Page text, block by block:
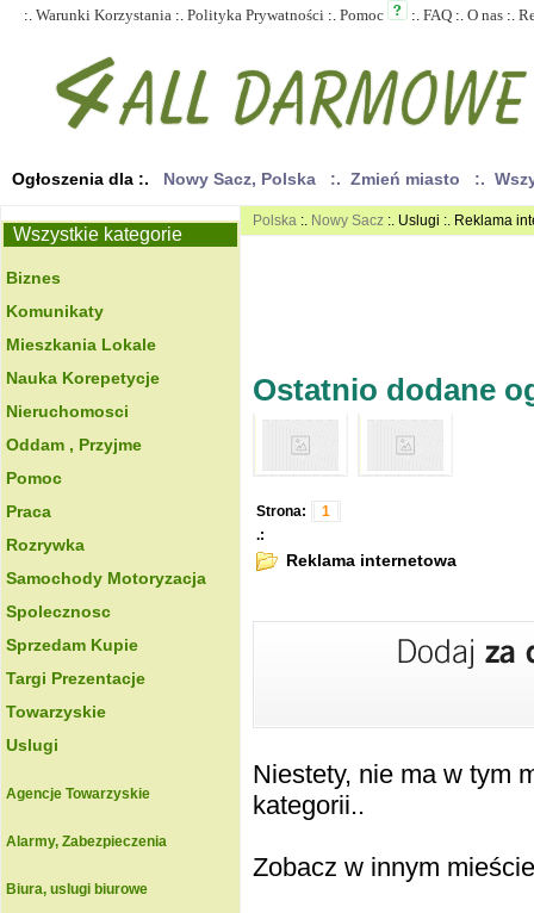
:. Warunki Korzystania :. Polityka Prywatności :. Pomoc :. FAQ :. O nas :.
Ogłoszenia dla :. Nowy Sacz, Polska :. Zmień miasto :.
Wszystkie kategorie
Biznes
Komunikaty
Mieszkania Lokale
Nauka Korepetycje
Nieruchomosci
Oddam , Przyjme
Pomoc
Praca
Rozrywka
Samochody Motoryzacja
Spolecznosc
Sprzedam Kupie
Targi Prezentacje
Towarzyskie
Uslugi
Agencje Towarzyskie
Alarmy, Zabezpieczenia
Biura, uslugi biurowe
Polska :. Nowy Sacz :. Uslugi :. Reklama
Ostatnio dodane
Strona:
1
.:
Reklama internetowa
Niestety, nie ma w tym
kategorii..
Zobacz w innym